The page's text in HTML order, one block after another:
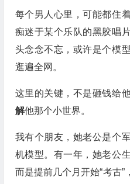
每个男人心里，可能都住
痴迷于某个乐队的黑胶唱
头念念不忘，或许是个模
逛遍全网。
这里的关键，不是砸钱给
解他那个小世界。
我有个朋友，她老公是个
机模型。有一年，她老公
而是提前几个月开始“考古